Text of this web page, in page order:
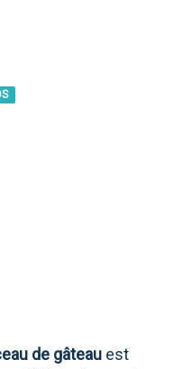
de gâteau est